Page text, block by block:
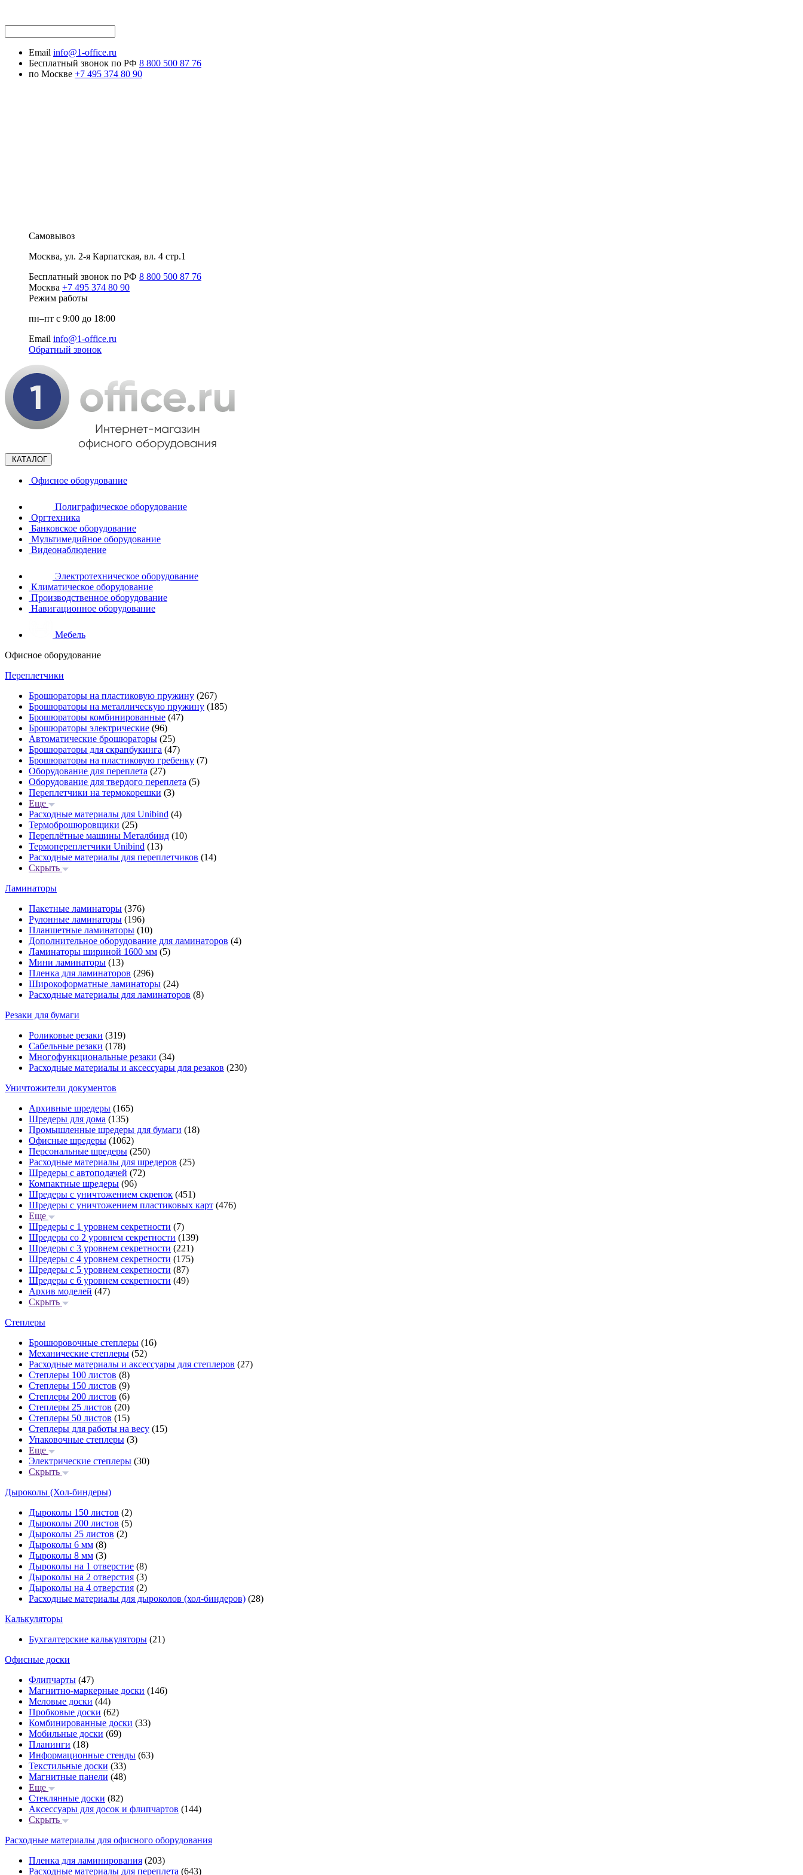
Email info@1-office.ru
Бесплатный звонок по РФ 8 800 500 87 76
по Москве +7 495 374 80 90
Самовывоз
Москва, ул. 2-я Карпатская, вл. 4 стр.1
Бесплатный звонок по РФ 8 800 500 87 76
Москва +7 495 374 80 90
Режим работы
пн–пт с 9:00 до 18:00
Email info@1-office.ru
Обратный звонок
КАТАЛОГ
Офисное оборудование
Полиграфическое оборудование
Оргтехника
Банковское оборудование
Мультимедийное оборудование
Видеонаблюдение
Электротехническое оборудование
Климатическое оборудование
Производственное оборудование
Навигационное оборудование
Мебель
Офисное оборудование
Переплетчики
Брошюраторы на пластиковую пружину (267)
Брошюраторы на металлическую пружину (185)
Брошюраторы комбинированные (47)
Брошюраторы электрические (96)
Автоматические брошюраторы (25)
Брошюраторы для скрапбукинга (47)
Брошюраторы на пластиковую гребенку (7)
Оборудование для переплета (27)
Оборудование для твердого переплета (5)
Переплетчики на термокорешки (3)
Еще
Расходные материалы для Unibind (4)
Термоброшюровщики (25)
Переплётные машины Металбинд (10)
Термопереплетчики Unibind (13)
Расходные материалы для переплетчиков (14)
Скрыть
Ламинаторы
Пакетные ламинаторы (376)
Рулонные ламинаторы (196)
Планшетные ламинаторы (10)
Дополнительное оборудование для ламинаторов (4)
Ламинаторы шириной 1600 мм (5)
Мини ламинаторы (13)
Пленка для ламинаторов (296)
Широкоформатные ламинаторы (24)
Расходные материалы для ламинаторов (8)
Резаки для бумаги
Роликовые резаки (319)
Сабельные резаки (178)
Многофункциональные резаки (34)
Расходные материалы и аксессуары для резаков (230)
Уничтожители документов
Архивные шредеры (165)
Шредеры для дома (135)
Промышленные шредеры для бумаги (18)
Офисные шредеры (1062)
Персональные шредеры (250)
Расходные материалы для шредеров (25)
Шредеры с автоподачей (72)
Компактные шредеры (96)
Шредеры с уничтожением скрепок (451)
Шредеры с уничтожением пластиковых карт (476)
Еще
Шредеры с 1 уровнем секретности (7)
Шредеры со 2 уровнем секретности (139)
Шредеры с 3 уровнем секретности (221)
Шредеры с 4 уровнем секретности (175)
Шредеры с 5 уровнем секретности (87)
Шредеры с 6 уровнем секретности (49)
Архив моделей (47)
Скрыть
Степлеры
Брошюровочные степлеры (16)
Механические степлеры (52)
Расходные материалы и аксессуары для степлеров (27)
Степлеры 100 листов (8)
Степлеры 150 листов (9)
Степлеры 200 листов (6)
Степлеры 25 листов (20)
Степлеры 50 листов (15)
Степлеры для работы на весу (15)
Упаковочные степлеры (3)
Еще
Электрические степлеры (30)
Скрыть
Дыроколы (Хол-биндеры)
Дыроколы 150 листов (2)
Дыроколы 200 листов (5)
Дыроколы 25 листов (2)
Дыроколы 6 мм (8)
Дыроколы 8 мм (3)
Дыроколы на 1 отверстие (8)
Дыроколы на 2 отверстия (3)
Дыроколы на 4 отверстия (2)
Расходные материалы для дыроколов (хол-биндеров) (28)
Калькуляторы
Бухгалтерские калькуляторы (21)
Офисные доски
Флипчарты (47)
Магнитно-маркерные доски (146)
Меловые доски (44)
Пробковые доски (62)
Комбинированные доски (33)
Мобильные доски (69)
Планинги (18)
Информационные стенды (63)
Текстильные доски (33)
Магнитные панели (48)
Еще
Стеклянные доски (82)
Аксессуары для досок и флипчартов (144)
Скрыть
Расходные материалы для офисного оборудования
Пленка для ламинирования (203)
Расходные материалы для переплета (643)